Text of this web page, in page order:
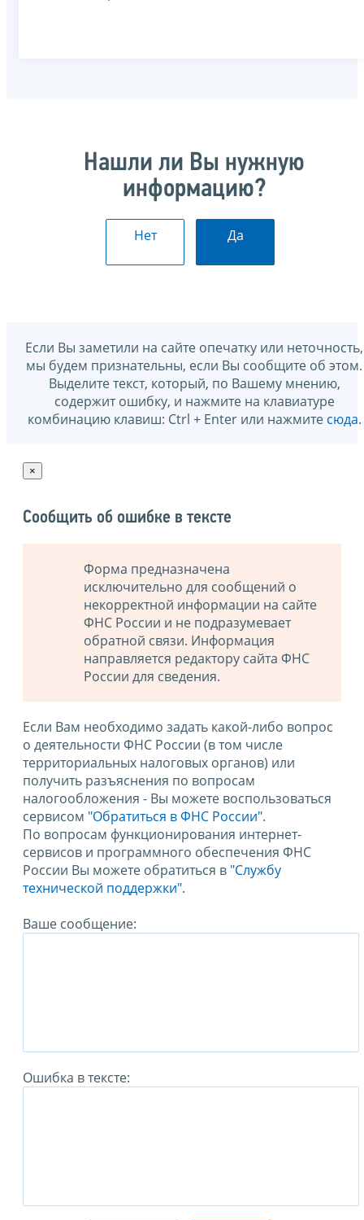
Нашли ли Вы нужную
информацию?
Нет Да
Если Вы заметили на сайте опечатку или неточность,
мы будем признательны, если Вы сообщите об этом.
Выделите текст, который, по Вашему мнению,
содержит ошибку, и нажмите на клавиатуре
комбинацию клавиш: Ctrl + Enter или нажмите сюда.
×
Сообщить об ошибке в тексте
Форма предназначена
исключительно для сообщений о
некорректной информации на сайте
ФНС России и не подразумевает
обратной связи. Информация
направляется редактору сайта ФНС
России для сведения.
Если Вам необходимо задать какой-либо вопрос
о деятельности ФНС России (в том числе
территориальных налоговых органов) или
получить разъяснения по вопросам
налогообложения - Вы можете воспользоваться
сервисом "Обратиться в ФНС России".
По вопросам функционирования интернет-
сервисов и программного обеспечения ФНС
России Вы можете обратиться в "Службу
технической поддержки".
Ваше сообщение:
Ошибка в тексте: